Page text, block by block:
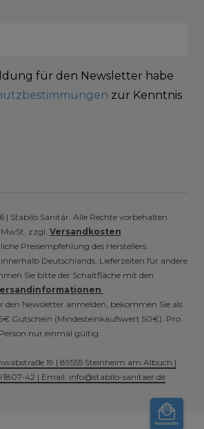
für den Newsletter habe
zur Kenntnis
Stabilo Sanitär. Alle Rechte vorbehalten.
zzgl. Versandkosten
Preisempfehlung des Herstellers.
Deutschlands, Lieferzeiten für andere
Sie bitte der Schaltfläche mit den
.
den Newsletter anmelden, bekommen Sie als
Gutschein (Mindesteinkaufswert 50€). Pro
Person nur einmal gültig.
19 | 89555 Steinheim am Albuch |
42 | Email: info@stabilo-sanitaer.de